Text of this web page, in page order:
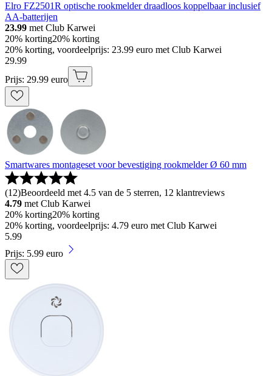
Elro FZ2501R optische rookmelder draadloos koppelbaar inclusief
AA-batterijen
23.99 met Club Karwei
20% korting20% korting
20% korting, voordeelprijs: 23.99 euro met Club Karwei
29.99
Prijs: 29.99 euro
Smartwares montageset voor bevestiging rookmelder Ø 60 mm
(12)Beoordeeld met 4.5 van de 5 sterren, 12 klantreviews
4.79 met Club Karwei
20% korting20% korting
20% korting, voordeelprijs: 4.79 euro met Club Karwei
5.99
Prijs: 5.99 euro